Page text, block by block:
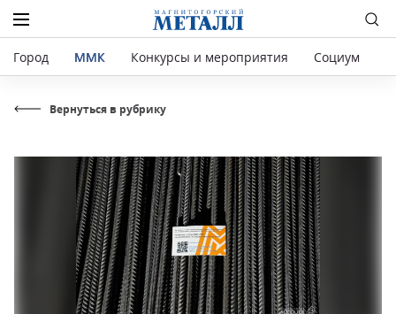
Город ММК Конкурсы и мероприятия Социум
Вернуться в рубрику